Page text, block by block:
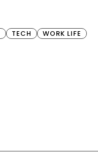
TECH WORK LIFE